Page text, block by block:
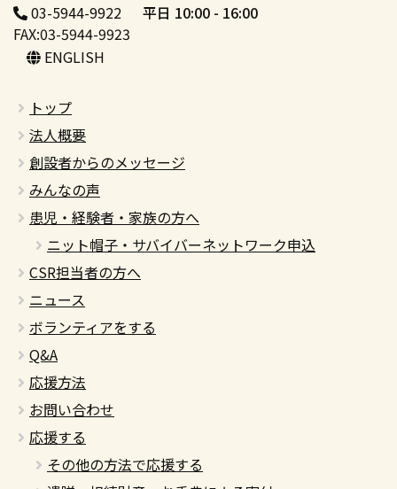
03-5944-9922
平日 10:00 - 16:00
FAX:03-5944-9923
ENGLISH
トップ
法人概要
創設者からのメッセージ
みんなの声
患児・経験者・家族の方へ
ニット帽子・サバイバーネットワーク申込
CSR担当者の方へ
ニュース
ボランティアをする
Q&A
応援方法
お問い合わせ
応援する
その他の方法で応援する